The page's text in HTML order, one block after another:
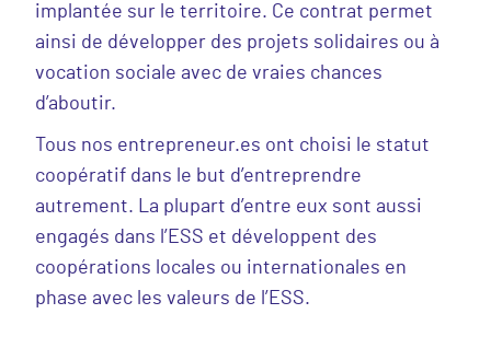
implantée sur le territoire. Ce contrat permet
ainsi de développer des projets solidaires ou à
vocation sociale avec de vraies chances
d’aboutir.
Tous nos entrepreneur.es ont choisi le statut
coopératif dans le but d’entreprendre
autrement. La plupart d’entre eux sont aussi
engagés dans l’ESS et développent des
coopérations locales ou internationales en
phase avec les valeurs de l’ESS.